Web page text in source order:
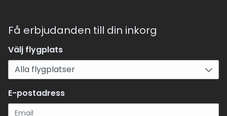
Få erbjudanden till din inkorg
Välj flygplats
E-postadress